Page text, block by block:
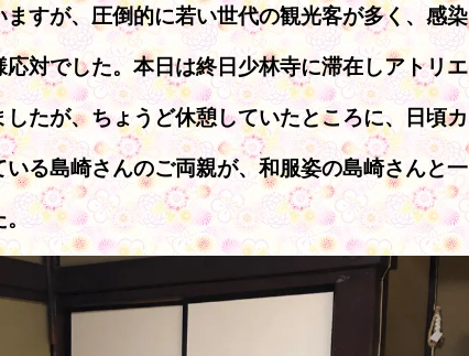
すが、圧倒的に若い世代の観光客が多く、感染
対でした。本日は終日少林寺に滞在しアトリエ
たが、ちょうど休憩していたところに、日頃カ
る島崎さんのご両親が、和服姿の島崎さんと一